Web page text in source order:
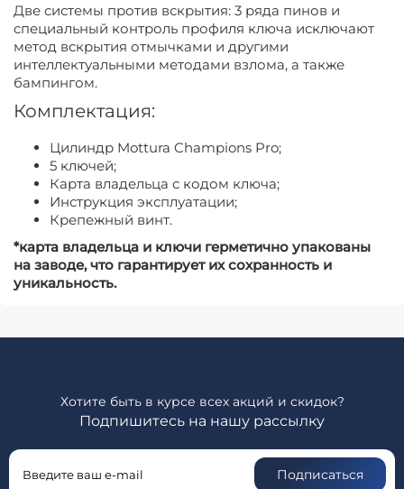
Две системы против вскрытия: 3 ряда пинов и
специальный контроль профиля ключа исключают
метод вскрытия отмычками и другими
интеллектуальными методами взлома, а также
бампингом.
Комплектация:
Цилиндр Mottura Champions Pro;
5 ключей;
Карта владельца с кодом ключа;
Инструкция эксплуатации;
Крепежный винт.
*карта владельца и ключи герметично упакованы
на заводе, что гарантирует их сохранность и
уникальность.
Хотите быть в курсе всех акций и скидок?
Подпишитесь на нашу рассылку
Подписаться